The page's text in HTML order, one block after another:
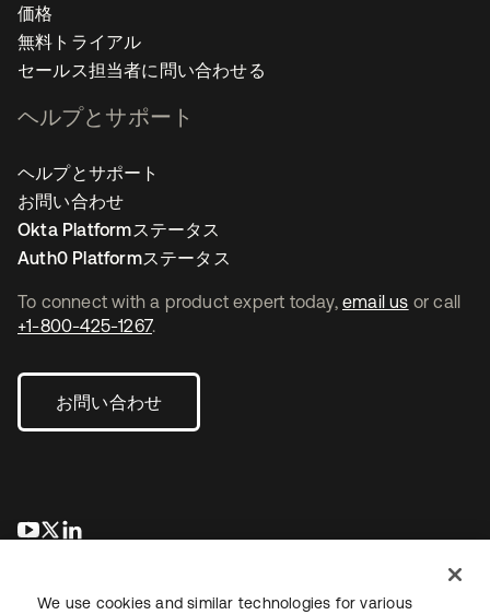
To connect with a product expert today, email us or call
+1-800-425-1267.
お問い合わせ
新しいタブで開く
新しいタブで開く
価格
無料トライアル
セールス担当者に問い合わせる
ヘルプとサポート
ヘルプとサポート
お問い合わせ
Okta Platformステータス
Auth0 Platformステータス
We use cookies and similar technologies for various